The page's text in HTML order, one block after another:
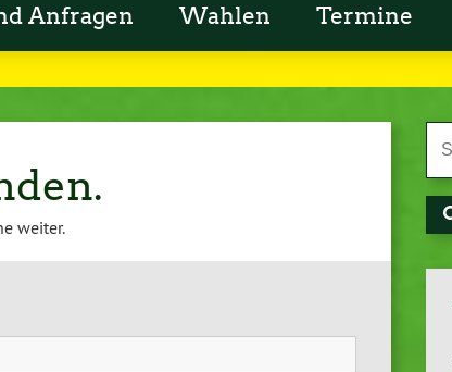
Anfragen Wahlen Termine
weiter.